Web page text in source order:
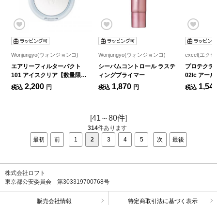
Wonjungyo(ウォンジョンヨ)
エアリーフィルターパクト
101 アイスクリア【数量限
定】
税込 2,200 円
Wonjungyo(ウォンジョンヨ)
シーバムコントロール ラステ
ィングプライマー
税込 1,870 円
excel(エクセ
プロテクテ
02Ic アー
定】
税込
[41～80件]
314件あります
最初
前 1 2 3 4 5 次 最後
株式会社ロフト
東京都公安委員会 第303319700768号
販売会社情報 特定商取引法に基づく表示